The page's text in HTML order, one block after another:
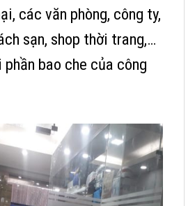
các văn phòng, công ty,
sạn, shop thời trang,…
bao che của công